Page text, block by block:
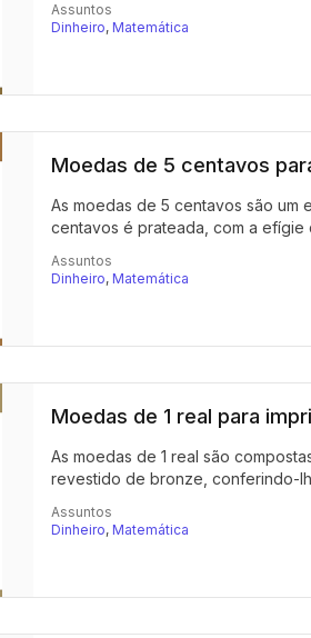
Assuntos
Dinheiro, Matemática
Moedas de 5 centavos
As moedas de 5 centavos são um
centavos é prateada, com a efígie
Assuntos
Dinheiro, Matemática
Moedas de 1 real para
As moedas de 1 real são
revestido de bronze, conferindo-
Assuntos
Dinheiro, Matemática